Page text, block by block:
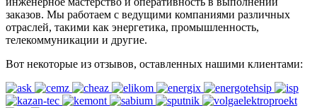
заказов. Мы работаем с ведущими компаниями различных
отраслей, такими как энергетика, промышленность,
телекоммуникации и другие.
Вот некоторые из отзывов, оставленных нашими клиентами: